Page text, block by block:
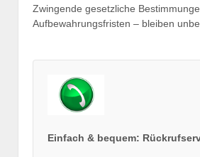
Zwingende gesetzliche
Aufbewahrungsfristen – bleiben
Einfach & bequem: